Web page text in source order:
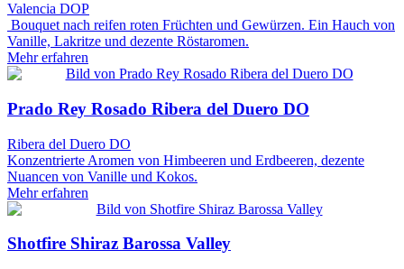
Valencia DOP
Bouquet nach reifen roten Früchten und Gewürzen. Ein Hauch von
Vanille, Lakritze und dezente Röstaromen.
Mehr erfahren
Prado Rey Rosado Ribera del Duero DO
Ribera del Duero DO
Konzentrierte Aromen von Himbeeren und Erdbeeren, dezente
Nuancen von Vanille und Kokos.
Mehr erfahren
Shotfire Shiraz Barossa Valley